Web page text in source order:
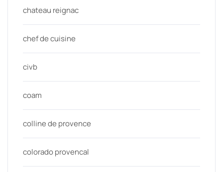
chateau reignac
chef de cuisine
civb
coam
colline de provence
colorado provencal